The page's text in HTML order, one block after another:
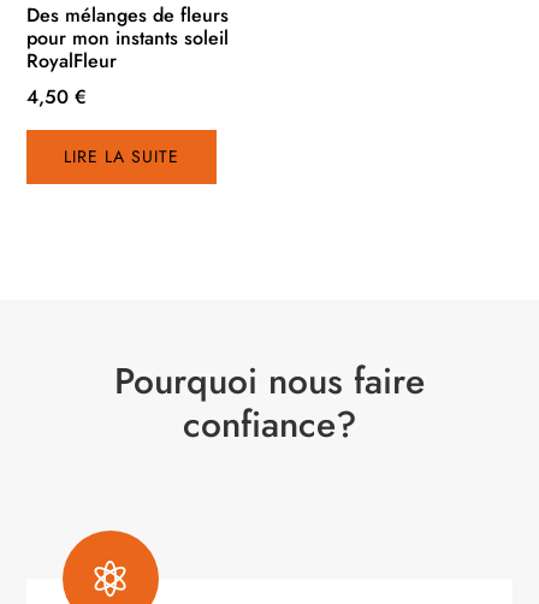
Des mélanges de fleurs
pour mon instants soleil
RoyalFleur
4,50€
LIRE LA SUITE
Pourquoi nous faire
confiance?
